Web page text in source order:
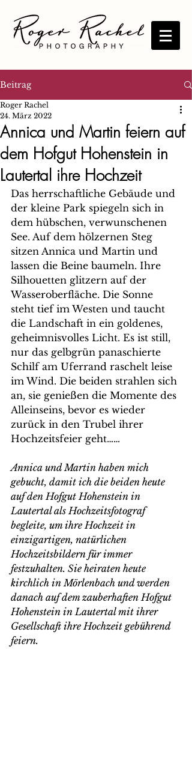
Beitrag
Annica und Martin feiern auf
dem Hofgut Hohenstein in
Lautertal ihre Hochzeit
Roger Rachel
24. März 2022
Das herrschaftliche Gebäude und
der kleine Park spiegeln sich in
dem hübschen, verwunschenen
See. Auf dem hölzernen Steg
sitzen Annica und Martin und
lassen die Beine baumeln. Ihre
Silhouetten glitzern auf der
Wasseroberfläche. Die Sonne
steht tief im Westen und taucht
die Landschaft in ein goldenes,
geheimnisvolles Licht. Es ist still,
nur das gelbgrün panaschierte
Schilf am Uferrand raschelt leise
im Wind. Die beiden strahlen sich
an, sie genießen die Momente des
Alleinseins, bevor es wieder
zurück in den Trubel ihrer
Hochzeitsfeier geht……
Annica und Martin haben mich
gebucht, damit ich die beiden heute
auf den Hofgut Hohenstein in
Lautertal als Hochzeitsfotograf
begleite, um ihre Hochzeit in
einzigartigen, natürlichen
Hochzeitsbildern für immer
festzuhalten. Sie heiraten heute
kirchlich in Mörlenbach und werden
danach auf dem zauberhaften Hofgut
Hohenstein in Lautertal mit ihrer
Gesellschaft ihre Hochzeit gebührend
feiern.